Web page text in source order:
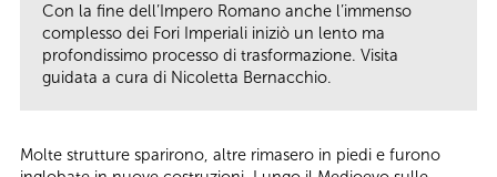
Con la fine dell’Impero Romano anche l’immenso
complesso dei Fori Imperiali iniziò un lento ma
profondissimo processo di trasformazione. Visita
guidata a cura di Nicoletta Bernacchio.
Molte strutture sparirono, altre rimasero in piedi e furono